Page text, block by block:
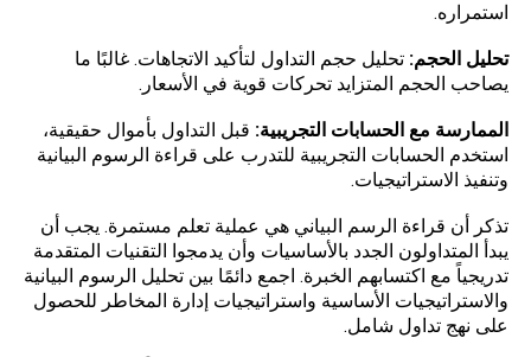
استمراره.
تحليل الحجم: تحليل حجم التداول لتأكيد الاتجاهات. غالبًا ما
يصاحب الحجم المتزايد تحركات قوية في الأسعار.
الممارسة مع الحسابات التجريبية: قبل التداول بأموال حقيقية،
استخدم الحسابات التجريبية للتدرب على قراءة الرسوم البيانية
وتنفيذ الاستراتيجيات.
تذكر أن قراءة الرسم البياني هي عملية تعلم مستمرة. يجب أن
يبدأ المتداولون الجدد بالأساسيات وأن يدمجوا التقنيات المتقدمة
تدريجياً مع اكتسابهم الخبرة. اجمع دائمًا بين تحليل الرسوم البيانية
والاستراتيجيات الأساسية واستراتيجيات إدارة المخاطر للحصول
على نهج تداول شامل.